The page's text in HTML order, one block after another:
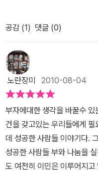
라’라는 메시지를 통해 현
요성을 강조한다. 그리고 여
전략(Differentiation
나가는 다각화 전략
e Competitiveness) 등을 자
그의 성공요인에는 이제 ‘메
수 있다는 자신감과 한류가
드가 되고 있다는 사실을 깨
는 직장에 만족하지 못하거나
함윤석 변호사와 류은주 상
서도 가난하기로 소문난 산
한 번 가보지 못한 류은주 상
'세상에서 성공하려면 딱 두
군지, 그 사람이 뭘 필요로 하
라'는 말이 있다. 책에서는 남
말을 한다.'펌프에서 물을 빼
프질을 해야 합니다. 한 양동
무 양동이가 나오는데 물 한 컵에 넣고 뭘 기대하겠습니까? 다들 한
컵 넣고 펌프질을 할 때 나는 한
이에 대한 생각이 같지는 않
요하다. 미중물을 준비하고 양을 결정하
결국 실행에 옮기든 못하든
까 고민할떄는 하십시오. 그
없이 많은 가시밭길이 있으
서 있어 엄청난 노력과 땀의
는 아득한 길인 것이다. 그러
라간 사람들은 말하기를, 노
언제든 오를 수 있노라고 말
세로 흔들리지 않는 마음으
려 있다는 말일 것이다.많이
반드시 성공하는 것도 아니
못하는 것도 아니다. 단지 어
많은 실패의 과정에서도 결
천의 의지가 있느냐 없느냐
류 될 뿐인 것이다. 우리는 각
공감 (1) 댓글 (0)
노란장미 2010-08-04
부자에대한 생각을 바꿀수
건을 갖고있는 우리들에게
데 성공한 사람들 이야기다.
성공한 사람들 부와 나눔을 실
도 여전히 이민은 이루어지